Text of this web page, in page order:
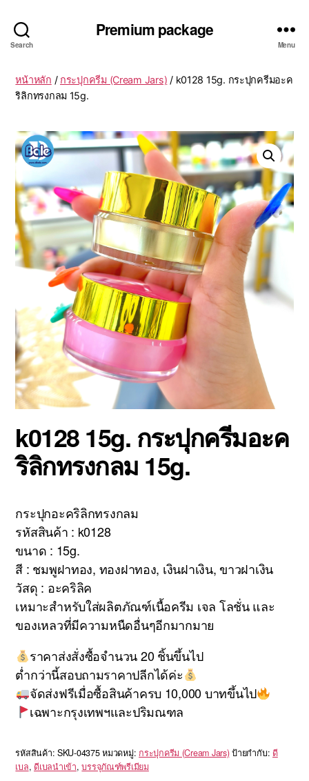
Search
Premium package
Menu
หน้าหลัก / กระปุกครีม (Cream Jars) / k0128 15g. กระปุกครีมอะค
ริลิกทรงกลม 15g.
k0128 15g. กระปุกครีมอะค
ริลิกทรงกลม 15g.
กระปุกอะคริลิกทรงกลม
รหัสสินค้า : k0128
ขนาด : 15g.
สี : ชมพูฝาทอง, ทองฝาทอง, เงินฝาเงิน, ขาวฝาเงิน
วัสดุ : อะคริลิค
เหมาะสำหรับใส่ผลิตภัณฑ์เนื้อครีม เจล โลชั่น และ
ของเหลวที่มีความหนืดอื่นๆอีกมากมาย
ราคาส่งสั่งซื้อจำนวน 20 ชิ้นขึ้นไป
ต่ำกว่านี้สอบถามราคาปลีกได้ค่ะ
จัดส่งฟรีเมื่อซื้อสินค้าครบ 10,000 บาทขึ้นไป
เฉพาะกรุงเทพฯและปริมณฑล
รหัสสินค้า: SKU-04375 หมวดหมู่: กระปุกครีม (Cream Jars) ป้ายกำกับ:ดี
เบล,ดีเบลนำเข้า,บรรจุภัณฑ์พรีเมียม